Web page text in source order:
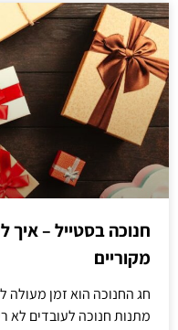
חנוכה בסטייל –
מקוריים
חג החנוכה הוא זמן
מתנות חנוכה לעובדים